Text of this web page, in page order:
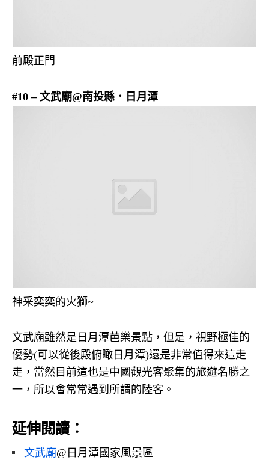
前殿正門
#10 – 文武廟@南投縣．日月潭
神采奕奕的火獅~
文武廟雖然是日月潭芭樂景點，但是，視野極佳的
優勢(可以從後殿俯瞰日月潭)還是非常值得來這走
走，當然目前這也是中國觀光客聚集的旅遊名勝之
一，所以會常常遇到所謂的陸客。
延伸閱讀：
文武廟@日月潭國家風景區